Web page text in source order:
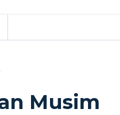
Musim